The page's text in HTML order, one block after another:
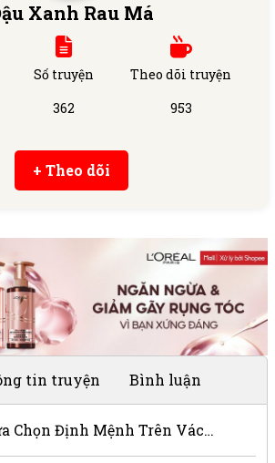
Xanh Rau Má
Số truyện
362
Theo dõi truyện
953
+ Theo dõi
tin truyện Bình luận
Chương 35 - Lựa Chọn Định Mệnh Trên Vách Núi